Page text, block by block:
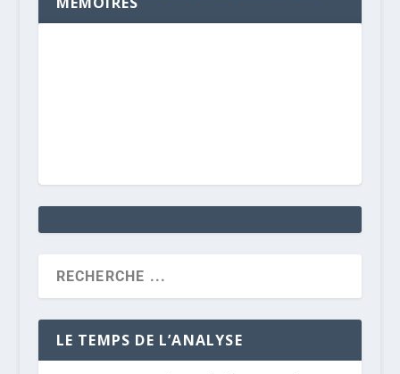
LE TEMPS DE L’ANALYSE